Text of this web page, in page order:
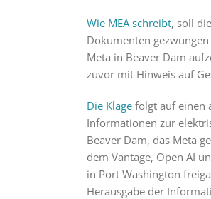
Wie MEA schreibt, soll
Dokumenten
Meta in Beaver Dam
zuvor mit Hinweis auf
Die Klagefolgt auf einen
Informationen zur
Beaver Dam, das Meta
dem Vantage, Open AI
in Port Washington
Herausgabe der